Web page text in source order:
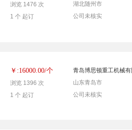
浏览 1476 次
1 个 起订
湖北随州市
公司未核实
￥:16000.00/个
浏览 1396 次
1 个 起订
青岛博思顿重工机械有
山东青岛市
公司未核实